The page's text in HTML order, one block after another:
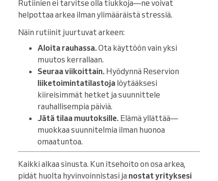
Rutiinien ei tarvitse olla tiukkoja—ne voivat
helpottaa arkea ilman ylimääräistä stressiä.
Näin rutiinit juurtuvat arkeen:
Aloita rauhassa.Ota käyttöön vain yksi
muutos kerrallaan.
Seuraa viikoittain. Hyödynnä Reservion
liiketoimintatilastoja löytääksesi
kiireisimmät hetket ja suunnittele
rauhallisempia päiviä.
Jätä tilaa muutoksille. Elämä yllättää—
muokkaa suunnitelmia ilman huonoa
omaatuntoa.
Kaikki alkaa sinusta. Kun itsehoito on osa arkea,
pidät huolta hyvinvoinnistasi ja nostat yrityksesi